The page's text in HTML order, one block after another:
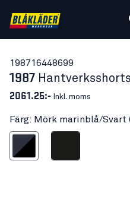
198716448699
1987
2061.25:- Inkl. moms
Färg: Mörk marinblå/Svart
marinblå/Svart